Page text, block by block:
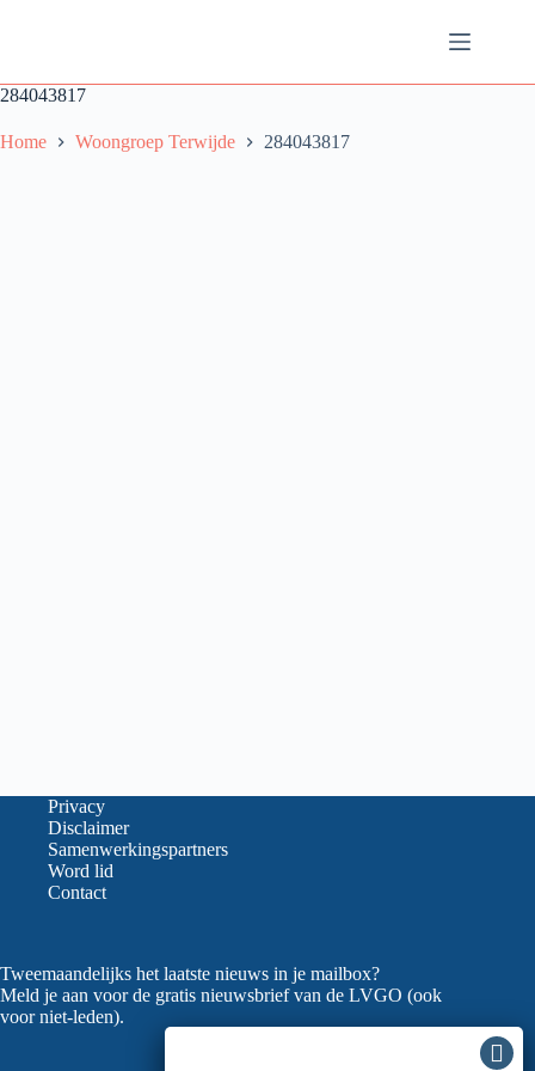
284043817
Home Woongroep Terwijde 284043817
Privacy
Disclaimer
Samenwerkingspartners
Word lid
Contact
Tweemaandelijks het laatste nieuws in je mailbox?
Meld je aan voor de gratis nieuwsbrief van de LVGO (ook
voor niet-leden).